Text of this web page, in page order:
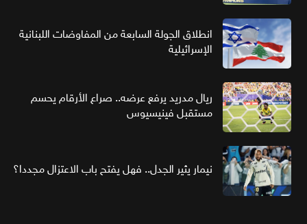
انطلاق الجولة السابعة من المفاوضات اللبنانية
الإسرائيلية
ريال مدريد يرفع عرضه.. صراع الأرقام يحسم
مستقبل فينيسيوس
نيمار يثير الجدل.. فهل يفتح باب الاعتزال مجددا؟